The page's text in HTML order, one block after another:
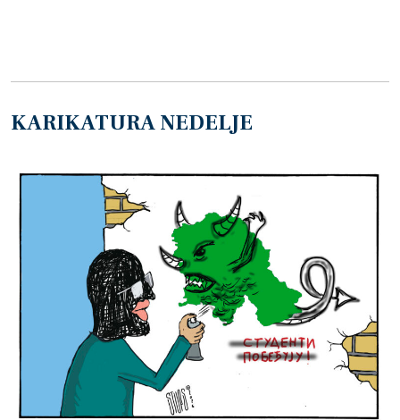
KARIKATURA NEDELJE